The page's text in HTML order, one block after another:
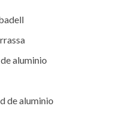
aluminio
de aluminio